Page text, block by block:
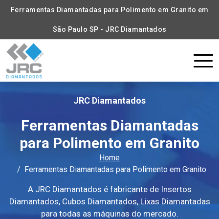
Ferramentas Diamantadas para Polimento em Granito em
São Paulo SP - JRC Diamantados
JRC Diamantados
Ferramentas Diamantadas
para Polimento em Granito
Home
Ferramentas Diamantadas para Polimento em Granito
A JRC Diamantados é fabricante de Insertos
Diamantados, Cubos Diamantados, Lixas Diamantadas
para todas as máquinas do mercado.